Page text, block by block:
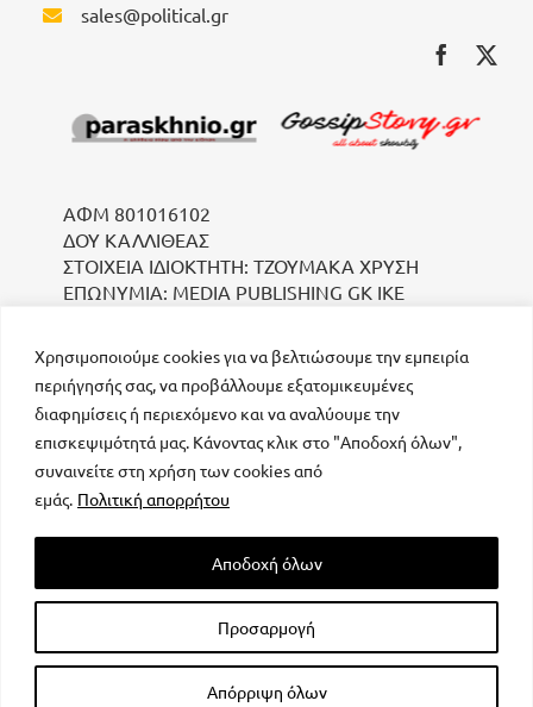
Χρησιμοποιούμε cookies για να βελτιώσουμε την εμπειρία
περιήγησής σας, να προβάλλουμε εξατομικευμένες
διαφημίσεις ή περιεχόμενο και να αναλύουμε την
επισκεψιμότητά μας. Κάνοντας κλικ στο "Αποδοχή όλων",
συναινείτε στη χρήση των cookies από
εμάς. Πολιτική απορρήτου
Προσαρμογή
Απόρριψη όλων
Αποδοχή όλων
sales@political.gr
ΑΦΜ 801016102
ΔΟΥ ΚΑΛΛΙΘΕΑΣ
ΣΤΟΙΧΕΙΑ ΙΔΙΟΚΤΗΤΗ: ΤΖΟΥΜΑΚΑ ΧΡΥΣΗ
ΕΠΩΝΥΜΙΑ: MEDIA PUBLISHING GK IKE
μοναδικός αριθμός Μ.Η.Τ. 232223
All rights reserved – Powered by